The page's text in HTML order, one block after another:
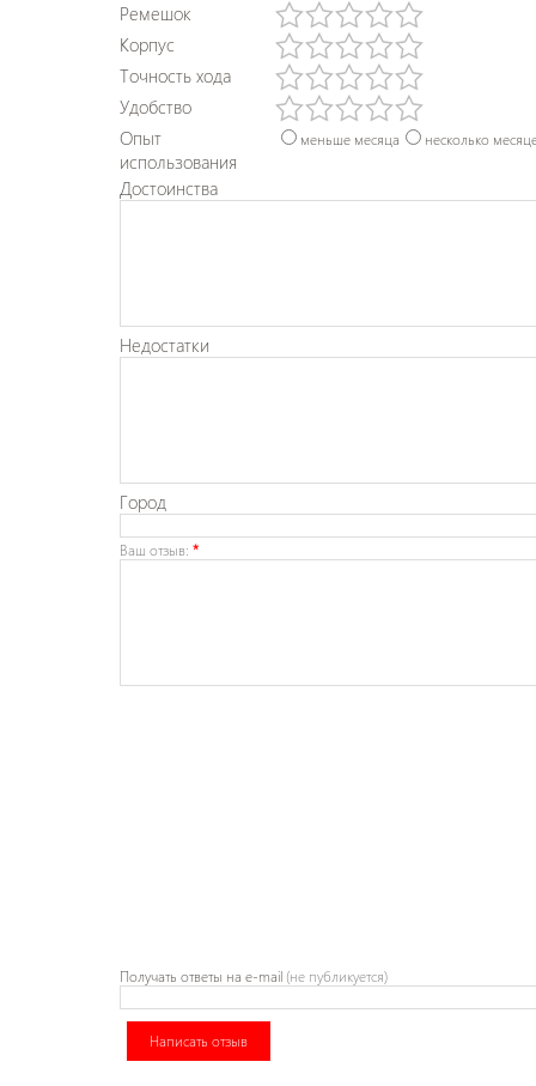
Ремешок
Корпус
Точность хода
Удобство
Опыт
использования
меньше месяца несколько
Достоинства
Недостатки
Город
Ваш отзыв: *
Получать ответы на e-mail (не публикуется)
Написать отзыв